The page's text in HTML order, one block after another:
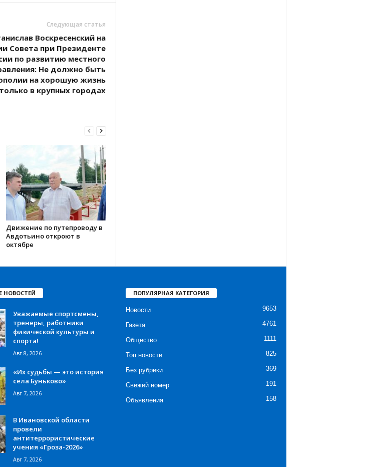
Следующая статья
Воскресенский на
Совета при Президенте
по развитию местного
Не должно быть
на хорошую жизнь
только в крупных городах
Движение по путепроводу в
Авдотьино откроют в
октябре
НОВОСТЕЙ
Уважаемые спортсмены,
тренеры, работники
физической культуры и
спорта!
Авг 8, 2026
«Их судьбы — это история
села Буньково»
Авг 7, 2026
В Ивановской области
провели
антитеррористические
учения «Гроза-2026»
Авг 7, 2026
ПОПУЛЯРНАЯ КАТЕГОРИЯ
Новости 9653
Газета 4761
Общество 1111
Топ новости 825
Без рубрики 369
Свежий номер 191
Объявления 158